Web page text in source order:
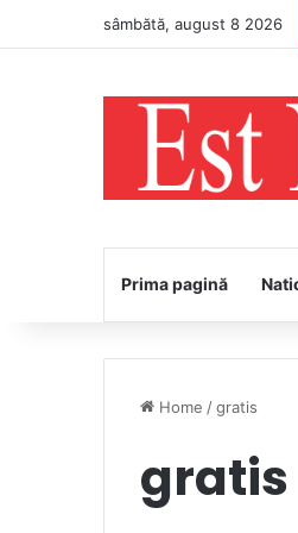
sâmbătă, august 8 2026
Prima pagină
Home /gratis
gratis